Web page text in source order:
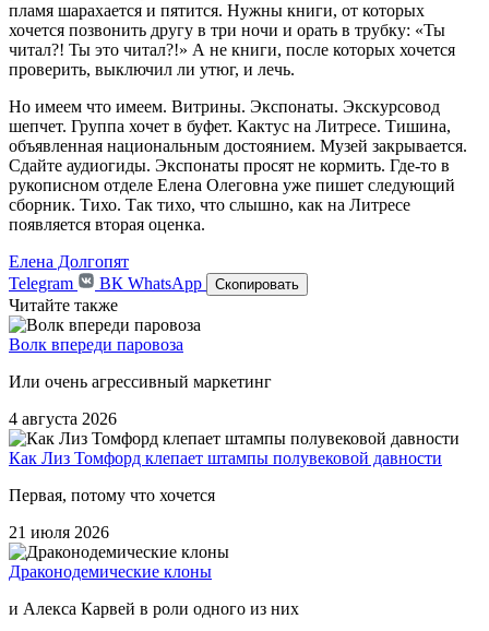
пламя шарахается и пятится. Нужны книги, от которых
хочется позвонить другу в три ночи и орать в трубку: «Ты
читал?! Ты это читал?!» А не книги, после которых хочется
проверить, выключил ли утюг, и лечь.
Но имеем что имеем. Витрины. Экспонаты. Экскурсовод
шепчет. Группа хочет в буфет. Кактус на Литресе. Тишина,
объявленная национальным достоянием. Музей закрывается.
Сдайте аудиогиды. Экспонаты просят не кормить. Где-то в
рукописном отделе Елена Олеговна уже пишет следующий
сборник. Тихо. Так тихо, что слышно, как на Литресе
появляется вторая оценка.
Елена Долгопят
Telegram
ВК WhatsApp Скопировать
Читайте также
Волк впереди паровоза
Или очень агрессивный маркетинг
4 августа 2026
Как Лиз Томфорд клепает штампы полувековой давности
Первая, потому что хочется
21 июля 2026
Драконодемические клоны
и Алекса Карвей в роли одного из них